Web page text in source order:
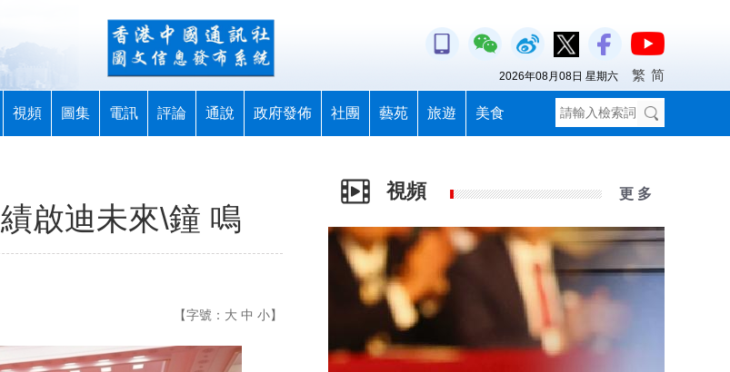
視頻 圖集 電訊 評論 通說 政府發佈 社團 藝苑 旅遊 美食
2026年08月08日 星期六 繁 简
啟迪未來\鐘 鳴
【字號： 大 中 小】
視頻 更 多